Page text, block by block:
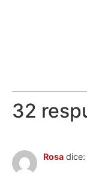
32
Rosa dice: